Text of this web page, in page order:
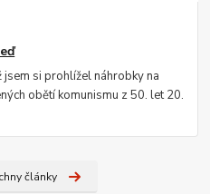
jsem si prohlížel náhrobky na
obětí komunismu z 50. let 20.
články